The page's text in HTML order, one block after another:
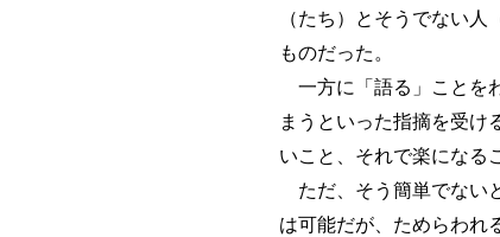
（たち）とそうでない
ものだった。
一方に「語る」ことを
まうといった指摘を受け
いこと、それで楽になる
ただ、そう簡単でない
は可能だが、ためらわれ